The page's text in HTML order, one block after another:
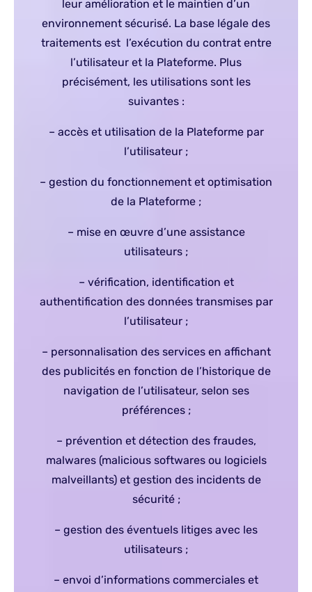
leur amélioration et le maintien d’un
environnement sécurisé. La base légale des
traitements est l’exécution du contrat entre
l’utilisateur et la Plateforme. Plus
précisément, les utilisations sont les
suivantes :
– accès et utilisation de la Plateforme par
l’utilisateur ;
– gestion du fonctionnement et optimisation
de la Plateforme ;
– mise en œuvre d’une assistance
utilisateurs ;
– vérification, identification et
authentification des données transmises par
l’utilisateur ;
– personnalisation des services en affichant
des publicités en fonction de l’historique de
navigation de l’utilisateur, selon ses
préférences ;
– prévention et détection des fraudes,
malwares (malicious softwares ou logiciels
malveillants) et gestion des incidents de
sécurité ;
– gestion des éventuels litiges avec les
utilisateurs ;
– envoi d’informations commerciales et